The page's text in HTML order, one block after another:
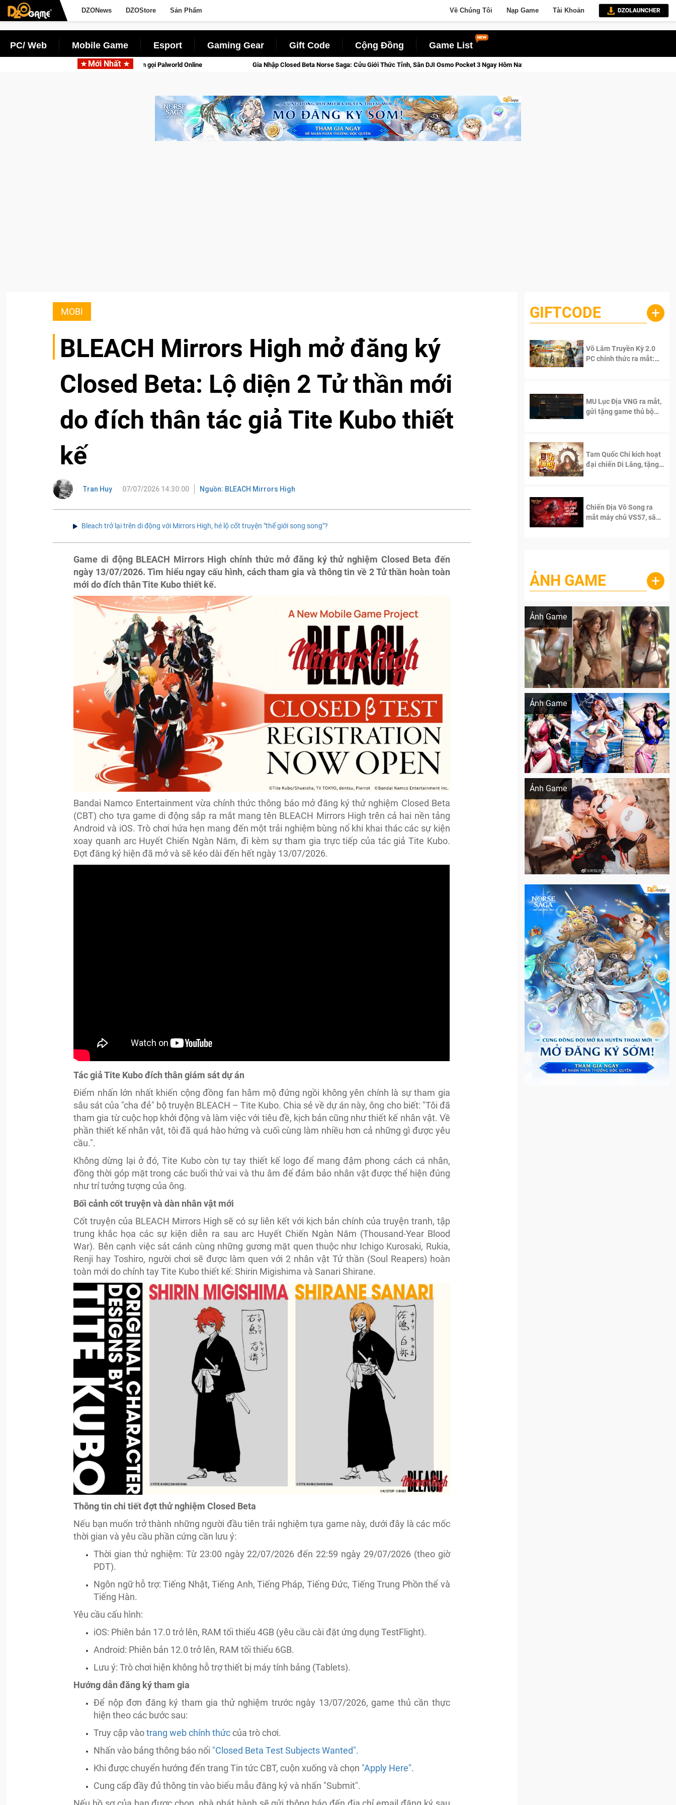
DZONews DZOStore Sản Phẩm Về Chúng Tôi Nạp Game Tài Khoản
PC/ Web Mobile Game Esport Gaming Gear Gift Code Cộng Đồng Game List
Mới Nhất
tồn lên di động với tên gọi Palworld Online Gia Nhập Closed Beta Norse Saga: Cửu Giới Thức Tỉnh, Săn DJI Osmo Pocket 3 Ngay Hôm Nay Lineage W – Quyền lực và tài phú sẽ về tay kẻ đoạt được
MOBI
BLEACH Mirrors High mở đăng ký
Closed Beta: Lộ diện 2 Tử thần mới
do đích thân tác giả Tite Kubo thiết
kế
Tran Huy 07/07/2026 14:30:00 Nguồn: BLEACH Mirrors High
Bleach trở lại trên di động với Mirrors High, hé lộ cốt truyện "thế giới song song"?
Game di động BLEACH Mirrors High chính thức mở đăng ký thử nghiệm Closed Beta đến
ngày 13/07/2026. Tìm hiểu ngay cấu hình, cách tham gia và thông tin về 2 Tử thần hoàn toàn
mới do đích thân Tite Kubo thiết kế.
Bandai Namco Entertainment vừa chính thức thông báo mở đăng ký thử nghiệm Closed Beta
(CBT) cho tựa game di động sắp ra mắt mang tên BLEACH Mirrors High trên cả hai nền tảng
Android và iOS. Trò chơi hứa hẹn mang đến một trải nghiệm bùng nổ khi khai thác các sự kiện
xoay quanh arc Huyết Chiến Ngàn Năm, đi kèm sự tham gia trực tiếp của tác giả Tite Kubo.
Đợt đăng ký hiện đã mở và sẽ kéo dài đến hết ngày 13/07/2026.
Tác giả Tite Kubo đích thân giám sát dự án
Điểm nhấn lớn nhất khiến cộng đồng fan hâm mộ đứng ngồi không yên chính là sự tham gia
sâu sát của "cha đẻ" bộ truyện BLEACH – Tite Kubo. Chia sẻ về dự án này, ông cho biết: "Tôi đã
tham gia từ cuộc họp khởi động và làm việc với tiêu đề, kịch bản cũng như thiết kế nhân vật. Về
phần thiết kế nhân vật, tôi đã quá hào hứng và cuối cùng làm nhiều hơn cả những gì được yêu
cầu.".
Không dừng lại ở đó, Tite Kubo còn tự tay thiết kế logo để mang đậm phong cách cá nhân,
đồng thời góp mặt trong các buổi thử vai và thu âm để đảm bảo nhân vật được thể hiện đúng
như trí tưởng tượng của ông.
Bối cảnh cốt truyện và dàn nhân vật mới
Cốt truyện của BLEACH Mirrors High sẽ có sự liên kết với kịch bản chính của truyện tranh, tập
trung khắc họa các sự kiện diễn ra sau arc Huyết Chiến Ngàn Năm (Thousand-Year Blood
War). Bên cạnh việc sát cánh cùng những gương mặt quen thuộc như Ichigo Kurosaki, Rukia,
Renji hay Toshiro, người chơi sẽ được làm quen với 2 nhân vật Tử thần (Soul Reapers) hoàn
toàn mới do chính tay Tite Kubo thiết kế: Shirin Migishima và Sanari Shirane.
Thông tin chi tiết đợt thử nghiệm Closed Beta
Nếu bạn muốn trở thành những người đầu tiên trải nghiệm tựa game này, dưới đây là các mốc
thời gian và yêu cầu phần cứng cần lưu ý:
Thời gian thử nghiệm: Từ 23:00 ngày 22/07/2026 đến 22:59 ngày 29/07/2026 (theo giờ
PDT).
Ngôn ngữ hỗ trợ: Tiếng Nhật, Tiếng Anh, Tiếng Pháp, Tiếng Đức, Tiếng Trung Phồn thể và
Tiếng Hàn.
Yêu cầu cấu hình:
iOS: Phiên bản 17.0 trở lên, RAM tối thiểu 4GB (yêu cầu cài đặt ứng dụng TestFlight).
Android: Phiên bản 12.0 trở lên, RAM tối thiểu 6GB.
Lưu ý: Trò chơi hiện không hỗ trợ thiết bị máy tính bảng (Tablets).
Hướng dẫn đăng ký tham gia
Để nộp đơn đăng ký tham gia thử nghiệm trước ngày 13/07/2026, game thủ cần thực
hiện theo các bước sau:
Truy cập vàotrang web chính thứccủa trò chơi.
Nhấn vào bảng thông báo nổi "Closed Beta Test Subjects Wanted".
Khi được chuyển hướng đến trang Tin tức CBT, cuộn xuống và chọn "Apply Here".
Cung cấp đầy đủ thông tin vào biểu mẫu đăng ký và nhấn "Submit".
GIFTCODE +
Võ Lâm Truyền Kỳ 2.0
PC chính thức ra mắt:
MU Lục Địa VNG ra mắt,
gửi tặng game thủ bộ
Tam Quốc Chí kích hoạt
đại chiến Di Lăng, tặng
Chiến Địa Vô Song ra
mắt máy chủ VS57, sân
ẢNH GAME +
Ảnh Game
Lala Croft vừa nóng vừa xinh dưới nét vẽ
Ảnh Game
Khi AI Cosplay gái đẹp One Piece
Ảnh Game
Cosplay Xiangling siêu cute